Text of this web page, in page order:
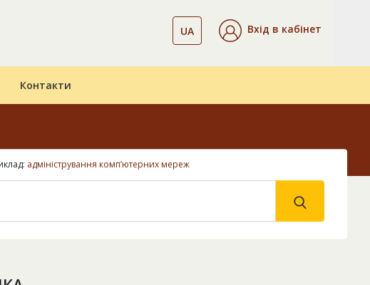
UA Вхід в кабінет
Контакти
адміністрування комп’ютерних мереж